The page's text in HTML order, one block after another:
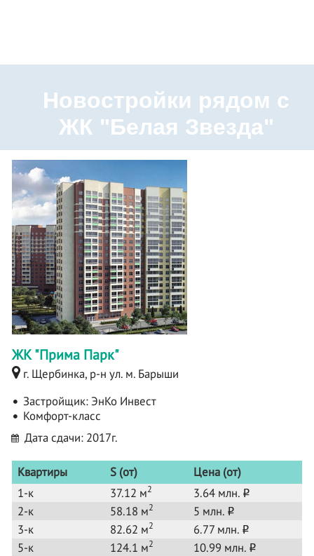
Новостройки рядом с
ЖК "Белая Звезда"
ЖК "Прима Парк"
г. Щербинка, р-н ул. м. Барыши
Застройщик:ЭнКо Инвест
Комфорт-класс
Дата сдачи: 2017г.
Квартиры S (от)
Цена (от)
1-к
37.12 м2 3.64 млн. o
2-к 58.18 м2 5 млн. o
3-к 82.62 м2 6.77 млн. o
5-к 124.1 м2 10.99 млн. o